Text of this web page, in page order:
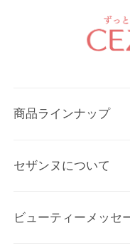
商品ラインナップ
セザンヌについて
ビューティーメッセ